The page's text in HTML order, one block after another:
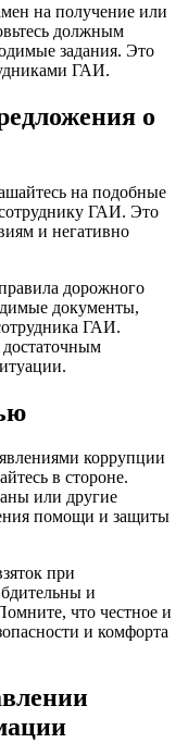
на получение или
должным
задания. Это
ГАИ.
о
на подобные
ГАИ. Это
и негативно
дорожного
документы,
ГАИ.
коррупции
в стороне.
или другие
помощи и защиты
при
и
что честное и
и комфорта